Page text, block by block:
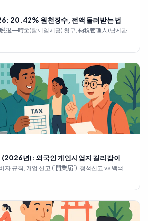
20.42% 원천징수, 전액 돌려받는 법
退一時金(탈퇴일시금) 청구, 納税管理人(납세관
(2026년): 외국인 개인사업자 길라잡이
규칙, 개업 신고 (`開業届`), 청색신고 vs 백색신
일 마감일.